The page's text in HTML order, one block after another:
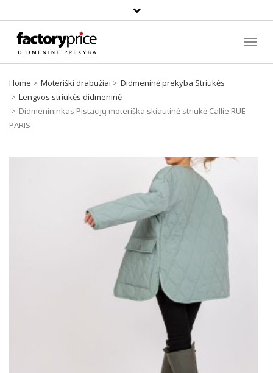
Paieška
Home Moteriški drabužiai
Didmeninė prekyba Striukės
Lengvos striukės didmeninė
Didmenininkas Pistacijų moteriška skiautinė striukė Callie RUE
PARIS